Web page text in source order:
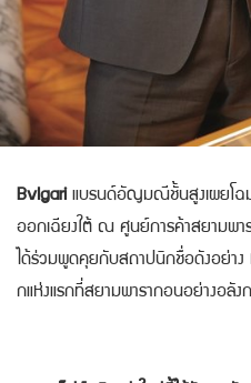
Bvlgari แบรนด์อัญมณีชั้นสูงเผยโฉม
ออกเฉียงใต้ ณ ศูนย์การค้าสยามพา
ได้ร่วมพูดคุยกับสถาปนิกชื่อดังอย่าง
กแห่งแรกที่สยามพารากอนอย่างอลัง